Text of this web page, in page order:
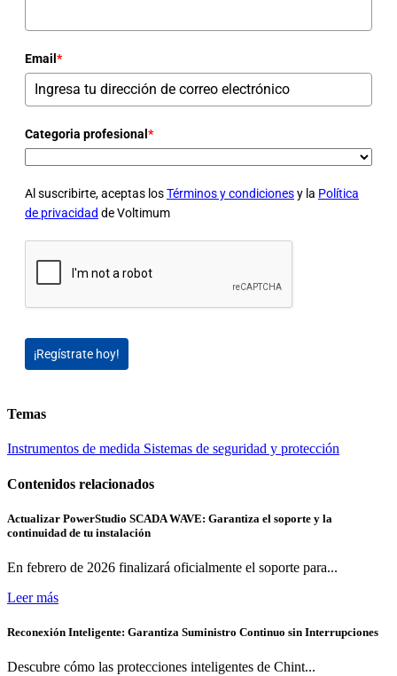
Email *
Categoria profesional *
Al suscribirte, aceptas losTérminos y condicionesy la Política
de privacidad de Voltimum
¡Regístrate hoy!
Temas
Instrumentos de medida Sistemas de seguridad y protección
Contenidos relacionados
Actualizar PowerStudio SCADA WAVE: Garantiza el soporte y la
continuidad de tu instalación
En febrero de 2026 finalizará oficialmente el soporte para...
Leer más
Reconexión Inteligente: Garantiza Suministro Continuo sin Interrupciones
Descubre cómo las protecciones inteligentes de Chint...